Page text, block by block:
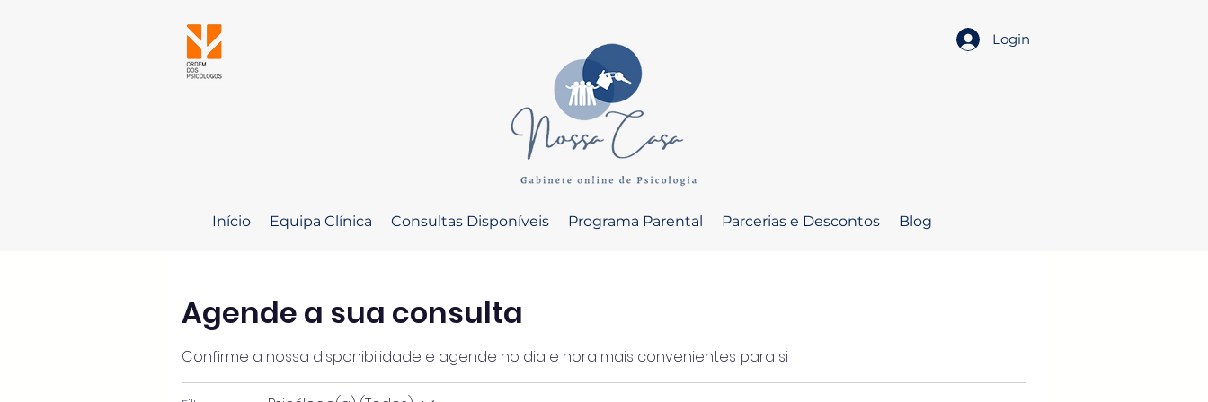
Login
Início Equipa Clínica Consultas Disponíveis Programa Parental Parcerias e Descontos Blog
Agende a sua consulta
Confirme a nossa disponibilidade e agende no dia e hora mais convenientes para si